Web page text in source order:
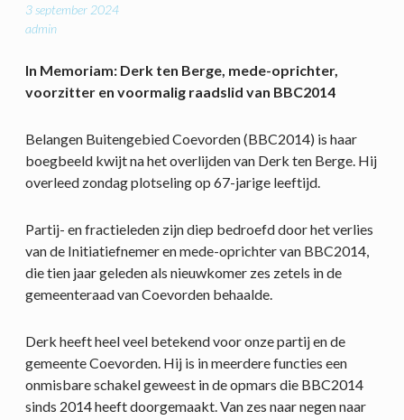
3 september 2024
admin
In Memoriam: Derk ten Berge, mede-oprichter,
voorzitter en voormalig raadslid van BBC2014
Belangen Buitengebied Coevorden (BBC2014) is haar
boegbeeld kwijt na het overlijden van Derk ten Berge. Hij
overleed zondag plotseling op 67-jarige leeftijd.
Partij- en fractieleden zijn diep bedroefd door het verlies
van de Initiatiefnemer en mede-oprichter van BBC2014,
die tien jaar geleden als nieuwkomer zes zetels in de
gemeenteraad van Coevorden behaalde.
Derk heeft heel veel betekend voor onze partij en de
gemeente Coevorden. Hij is in meerdere functies een
onmisbare schakel geweest in de opmars die BBC2014
sinds 2014 heeft doorgemaakt. Van zes naar negen naar